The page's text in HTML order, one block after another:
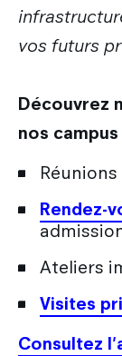
vos futurs
Découvrez
nos
Rendez-
Ateliers
Visites
Consultez